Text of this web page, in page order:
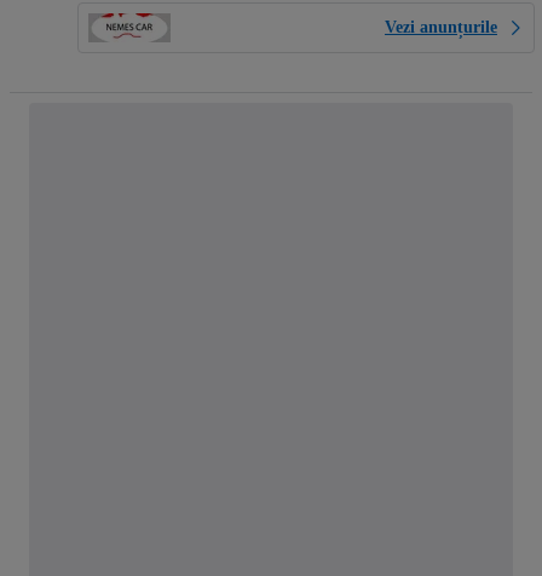
Vezi anunțurile